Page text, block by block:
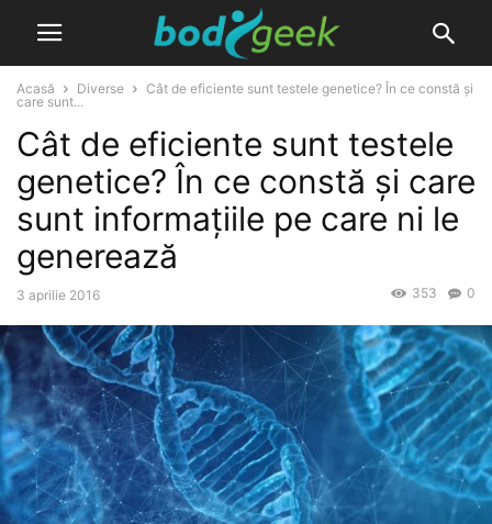
Acasă Diverse
Cât de eficiente sunt testele genetice? În ce constă și
care sunt...
Cât de eficiente sunt testele
genetice? În ce constă și care
sunt informațiile pe care ni le
generează
3 aprilie 2016 0
353